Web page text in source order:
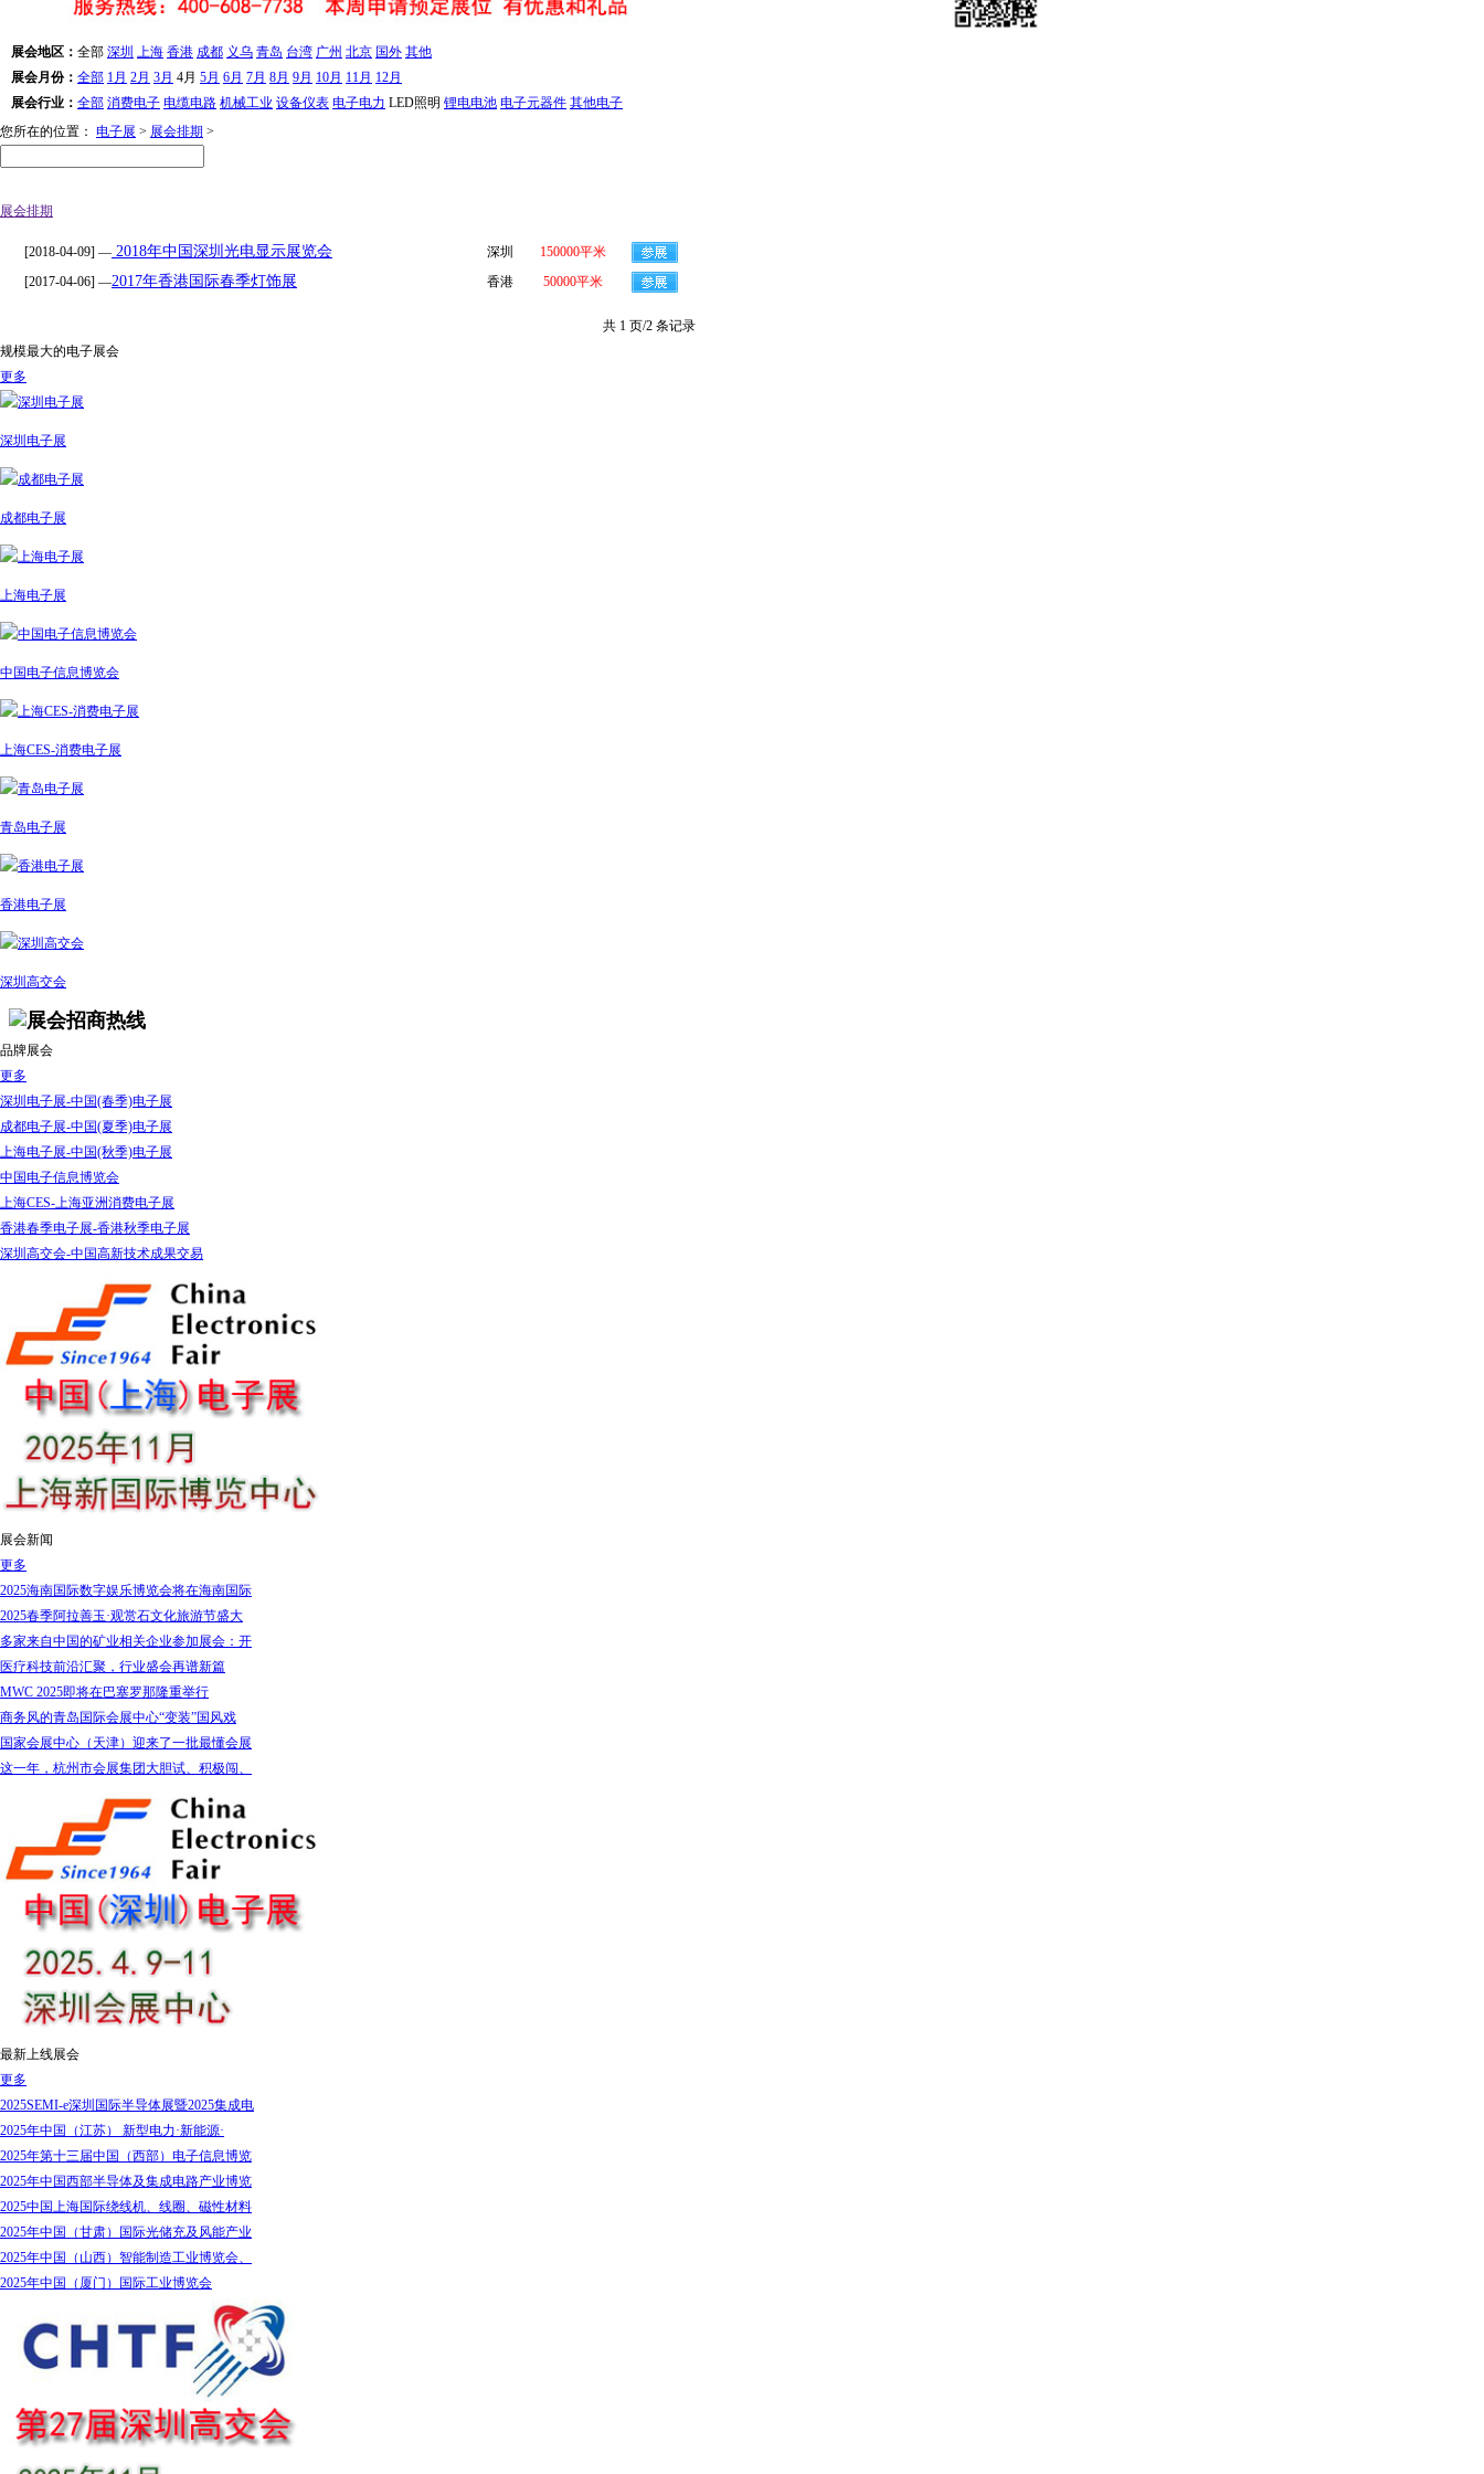
展会地区： 全部 深圳 上海 香港 成都 义乌 青岛 台湾 广州 北京 国外 其他
展会月份： 全部 1月 2月 3月 4月 5月 6月 7月 8月 9月 10月 11月 12月
展会行业： 全部 消费电子 电缆电路 机械工业 设备仪表 电子电力 LED照明 锂电电池 电子元器件 其他电子
您所在的位置： 电子展 > 展会排期 >
展会排期
[2018-04-09] — 2018年中国深圳光电显示展览会 深圳
150000平米
[2017-04-06] —2017年香港国际春季灯饰展 香港 50000平米
共 1 页/2 条记录
规模最大的电子展会
更多
深圳电子展
成都电子展
上海电子展
中国电子信息博览会
上海CES-消费电子展
青岛电子展
香港电子展
深圳高交会
品牌展会
更多
深圳电子展-中国(春季)电子展
成都电子展-中国(夏季)电子展
上海电子展-中国(秋季)电子展
中国电子信息博览会
上海CES-上海亚洲消费电子展
香港春季电子展-香港秋季电子展
深圳高交会-中国高新技术成果交易
展会新闻
更多
2025海南国际数字娱乐博览会将在海南国际
2025春季阿拉善玉·观赏石文化旅游节盛大
多家来自中国的矿业相关企业参加展会：开
医疗科技前沿汇聚，行业盛会再谱新篇
MWC 2025即将在巴塞罗那隆重举行
商务风的青岛国际会展中心“变装”国风戏
国家会展中心（天津）迎来了一批最懂会展
这一年，杭州市会展集团大胆试、积极闯、
最新上线展会
更多
2025SEMI-e深圳国际半导体展暨2025集成电
2025年中国（江苏） 新型电力·新能源·
2025年第十三届中国（西部）电子信息博览
2025年中国西部半导体及集成电路产业博览
2025中国上海国际绕线机、线圈、磁性材料
2025年中国（甘肃）国际光储充及风能产业
2025年中国（山西）智能制造工业博览会、
2025年中国（厦门）国际工业博览会